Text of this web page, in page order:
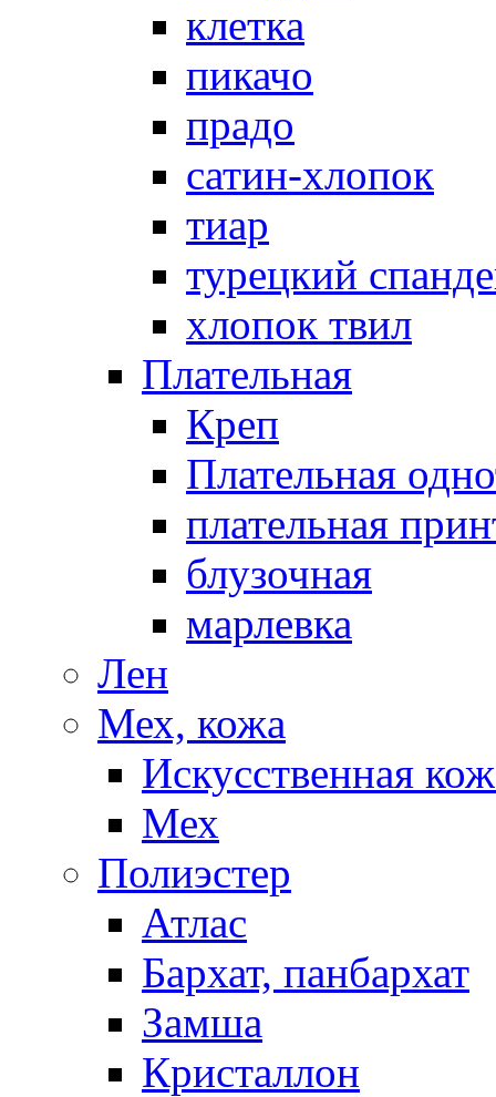
клетка
пикачо
прадо
сатин-хлопок
тиар
турецкий
хлопок твил
Плательная
Креп
Плательная
плательная
блузочная
марлевка
Лен
Мех, кожа
Искусственная
Мех
Полиэстер
Атлас
Бархат, панбархат
Замша
Кристаллон